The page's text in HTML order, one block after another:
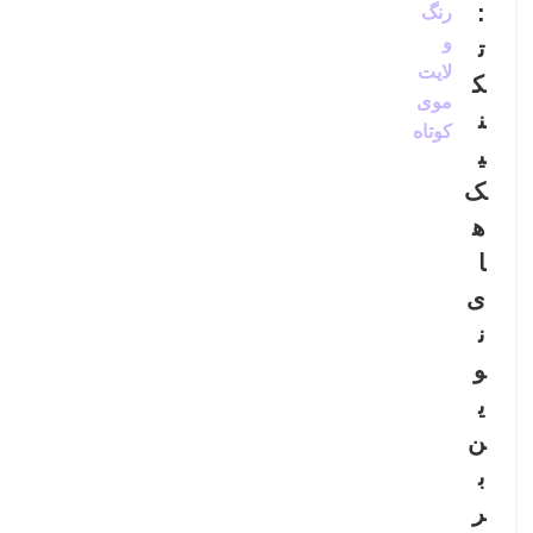
:
ت
ک
ن
ی
ک‌
ه
ا
ی
ن
و
ی
ن
ب
ر
رنگ
و
لایت
موی
کوتاه